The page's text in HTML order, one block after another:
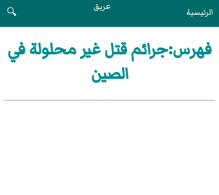
الرئيسية عريق
🔍
فهرس:جرائم قتل غير محلولة في
الصين